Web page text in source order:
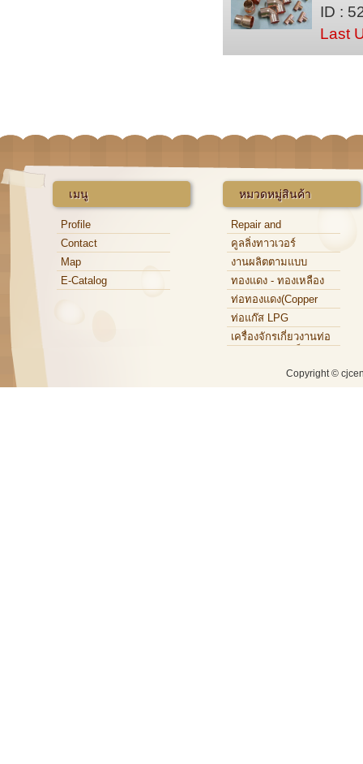
ID :
Last
เมนู
Profile
Contact
Map
E-Catalog
หมวดหมู่สินค้า
Repair and
Maintenance
คูลลิ่งทาวเวอร์
งานผลิตตามแบบ
ทองแดง - ทองเหลือง
ท่อทองแดง(Copper
Tube)
ท่อแก๊ส LPG
เครื่องจักรเกี่ยวงานท่อ
Copyright ©